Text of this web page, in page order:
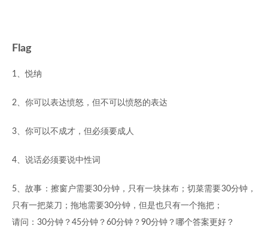
Flag
1、悦纳
2、你可以表达愤怒，但不可以愤怒的表达
3、你可以不成才，但必须要成人
4、说话必须要说中性词
5、故事：擦窗户需要30分钟，只有一块抹布；切菜需要30分钟，
只有一把菜刀；拖地需要30分钟，但是也只有一个拖把；
请问：30分钟？45分钟？60分钟？90分钟？哪个答案更好？